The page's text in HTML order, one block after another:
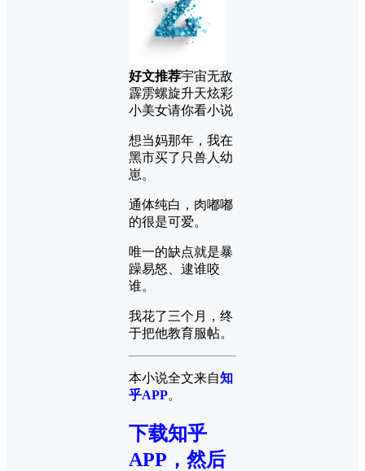
好文推荐宇宙无敌
霹雳螺旋升天炫彩
小美女请你看小说
想当妈那年，我在
黑市买了只兽人幼
崽。
通体纯白，肉嘟嘟
的很是可爱。
唯一的缺点就是暴
躁易怒、逮谁咬
谁。
我花了三个月，终
于把他教育服帖。
本小说全文来自知
乎APP。
下载知乎
APP，然后